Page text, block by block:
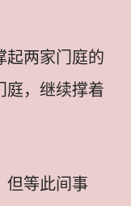
起两家门庭的
庭，继续撑着
但等此间事